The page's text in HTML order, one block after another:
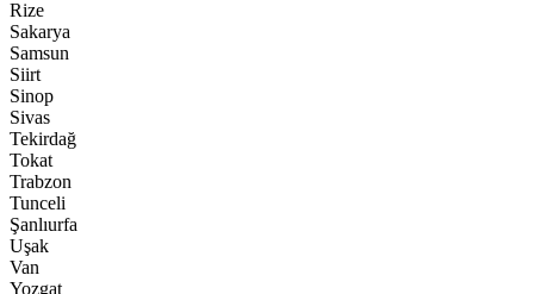
Rize
Sakarya
Samsun
Siirt
Sinop
Sivas
Tekirdağ
Tokat
Trabzon
Tunceli
Şanlıurfa
Uşak
Van
Yozgat